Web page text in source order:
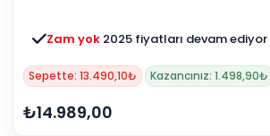
Zam yok 2025 fiyatları devam ediyor
Sepette: 13.490,10₺ Kazancınız: 1.498,90₺
₺14.989,00